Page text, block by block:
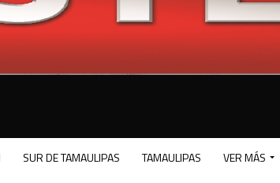
SUR DE TAMAULIPAS TAMAULIPAS VER MÁS